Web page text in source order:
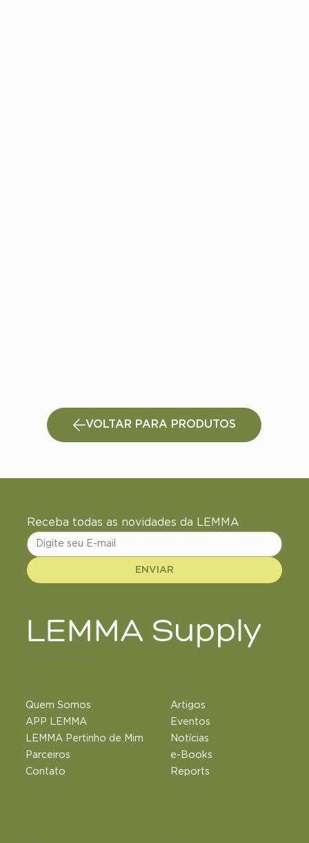
VOLTAR PARA PRODUTOS
Receba todas as novidades da LEMMA
ENVIAR
LEMMA Supply
+18 de anos de ciência e inovação
Quem Somos
APP LEMMA
LEMMA Pertinho de Mim
Parceiros
Contato
Conteúdos
Artigos
Eventos
Notícias
e-Books
Reports